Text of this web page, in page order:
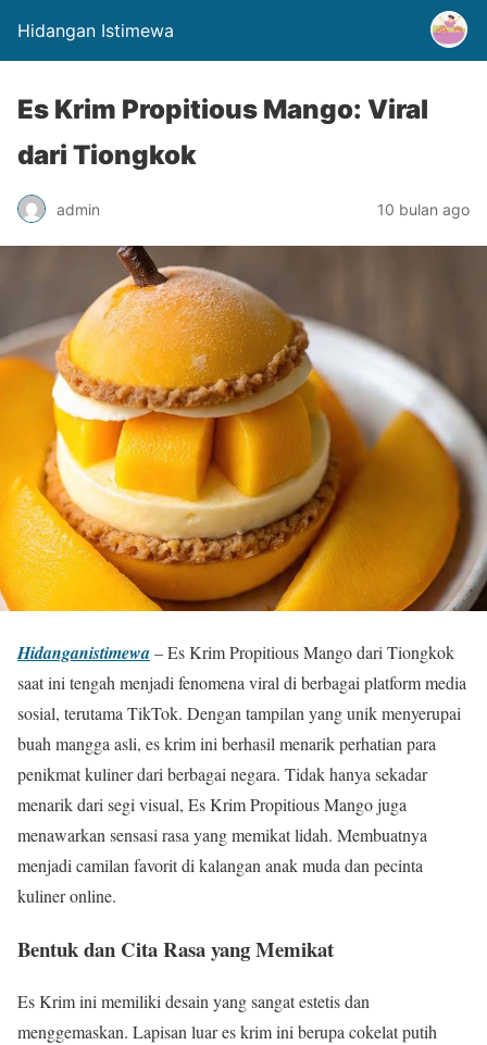
Hidangan Istimewa
Es Krim Propitious Mango: Viral
dari Tiongkok
admin 10 bulan ago
Hidanganistimewa– Es Krim Propitious Mango dari Tiongkok
saat ini tengah menjadi fenomena viral di berbagai platform media
sosial, terutama TikTok. Dengan tampilan yang unik menyerupai
buah mangga asli, es krim ini berhasil menarik perhatian para
penikmat kuliner dari berbagai negara. Tidak hanya sekadar
menarik dari segi visual, Es Krim Propitious Mango juga
menawarkan sensasi rasa yang memikat lidah. Membuatnya
menjadi camilan favorit di kalangan anak muda dan pecinta
kuliner online.
Bentuk dan Cita Rasa yang Memikat
Es Krim ini memiliki desain yang sangat estetis dan
menggemaskan. Lapisan luar es krim ini berupa cokelat putih